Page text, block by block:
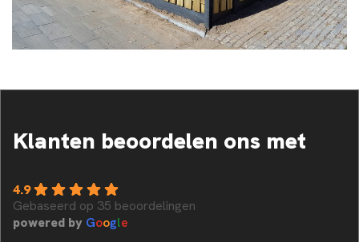
Klanten beoordelen ons met
4.9
Gebaseerd op 35 beoordelingen
powered by Google